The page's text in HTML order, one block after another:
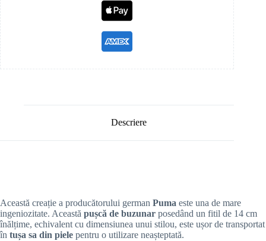
Descriere
Această creație a producătorului german Puma este una de mare
ingeniozitate. Această pușcă de buzunar posedând un fitil de 14 cm
înălțime, echivalent cu dimensiunea unui stilou, este ușor de transportat
în tușa sa din piele pentru o utilizare neașteptată.